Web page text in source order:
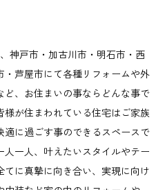
神戸市・加古川市・明石市・西
芦屋市にて各種リフォームや外
、お住まいの事ならどんな事で
が住まわれている住宅はご家族
に過ごす事のできるスペースで
一人、叶えたいスタイルやテー
に真摯に向き合い、実現に向け